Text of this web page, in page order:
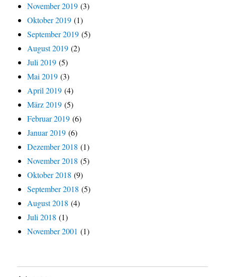
November 2019 (3)
Oktober 2019 (1)
September 2019 (5)
August 2019 (2)
Juli 2019 (5)
Mai 2019 (3)
April 2019 (4)
März 2019 (5)
Februar 2019 (6)
Januar 2019 (6)
Dezember 2018 (1)
November 2018 (5)
Oktober 2018 (9)
September 2018 (5)
August 2018 (4)
Juli 2018 (1)
November 2001 (1)